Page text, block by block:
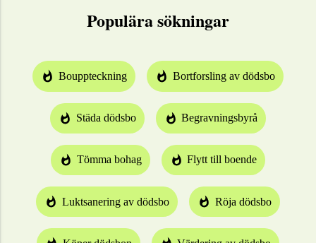
Populära sökningar
Bouppteckning Bortforsling av dödsbo
Städa dödsbo Begravningsbyrå
Tömma bohag Flytt till boende
Luktsanering av dödsbo Röja dödsbo